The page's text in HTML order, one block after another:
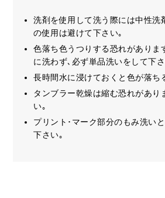
洗剤を使用して洗う際には中性洗
の使用は避けて下さい｡
色落ち色うつりする恐れがありま
に洗わず､必ず単品洗いをして下
長時間水に浸けておくと色が落ち
タンブラー乾燥は縮む恐れがあり
い｡
プリント･マーク部分のもみ洗い
下さい｡